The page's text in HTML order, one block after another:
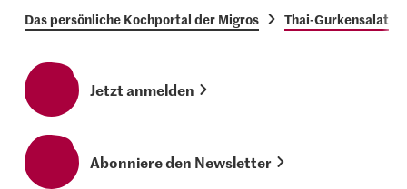
Das persönliche Kochportal der Migros Thai-Gurkensalat
Jetzt anmelden
Abonniere den Newsletter